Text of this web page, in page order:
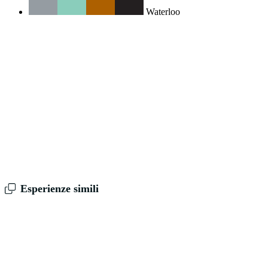
Waterloo
Esperienze simili